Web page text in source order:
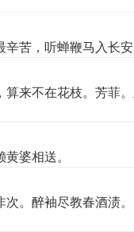
苦，听蝉鞭马入长安
来不在花枝。芳菲
婆相送。
。醉袖尽教春酒渍